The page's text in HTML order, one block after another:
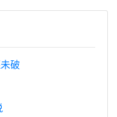
破